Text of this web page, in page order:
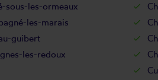
sous-les-ormeaux
les-marais
guibert
les-redoux